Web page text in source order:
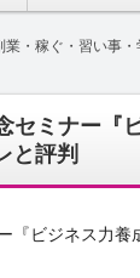
・稼ぐ・習い事
セミナー『
と評判
『ビジネス力